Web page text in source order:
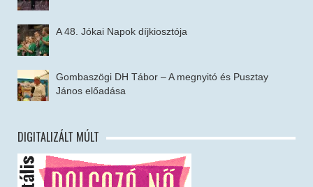
A 48. Jókai Napok díjkiosztója
Gombaszögi DH Tábor – A megnyitó és Pusztay
János előadása
DIGITALIZÁLT MÚLT